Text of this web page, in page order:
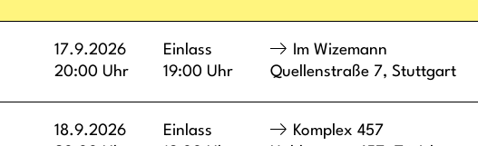
17.9.2026
20:00 Uhr
Einlass
19:00 Uhr
Im Wizemann
Quellenstraße 7, Stuttgart
18.9.2026
Einlass
Komplex 457